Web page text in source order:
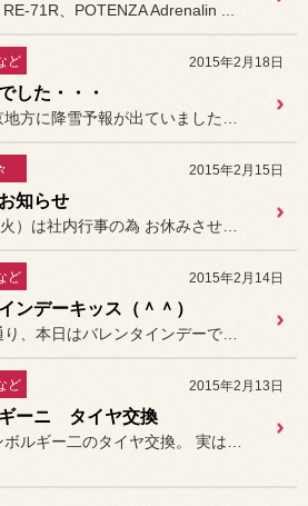
RE-71R、POTENZA Adrenalin ...
ど 2015年2月18日
した・・・
本日は東京地方に降雪予報が出ていましたね。
2015年2月15日
知らせ
2月17日（火）は社内行事の為 お休みさせていただきます。
ど 2015年2月14日
ンデーキッス（＾＾）
その名の通り、本日はバレンタインデーですね！
ど 2015年2月13日
ーニ タイヤ交換
今回はランボルギー二のタイヤ交換。 実は整備工場さんからの依頼なんで...